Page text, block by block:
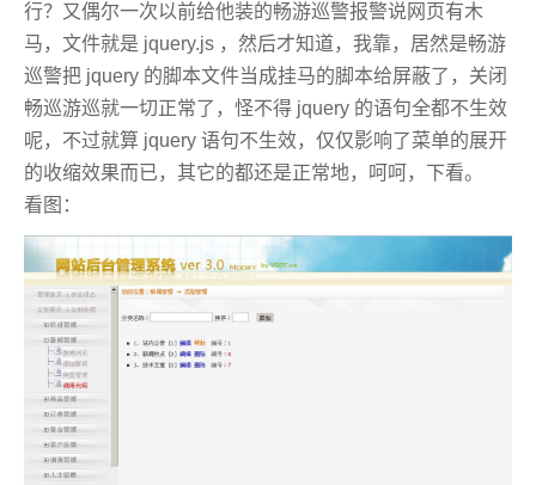
行？又偶尔一次以前给他装的畅游巡警报警说网页有木
马，文件就是 jquery.js ，然后才知道，我靠，居然是畅游
巡警把 jquery 的脚本文件当成挂马的脚本给屏蔽了，关闭
畅巡游巡就一切正常了，怪不得 jquery 的语句全都不生效
呢，不过就算 jquery 语句不生效，仅仅影响了菜单的展开
的收缩效果而已，其它的都还是正常地，呵呵，下看。
看图：